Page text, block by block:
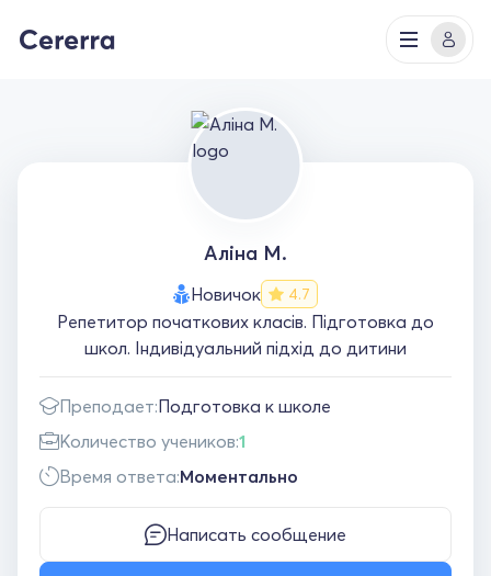
Аліна М.
Новичок 4.7
Репетитор початкових класів. Підготовка до
школ. Індивідуальний підхід до дитини
Преподает:Подготовка к школе
Количество учеников:1
Время ответа:Моментально
Написать сообщение